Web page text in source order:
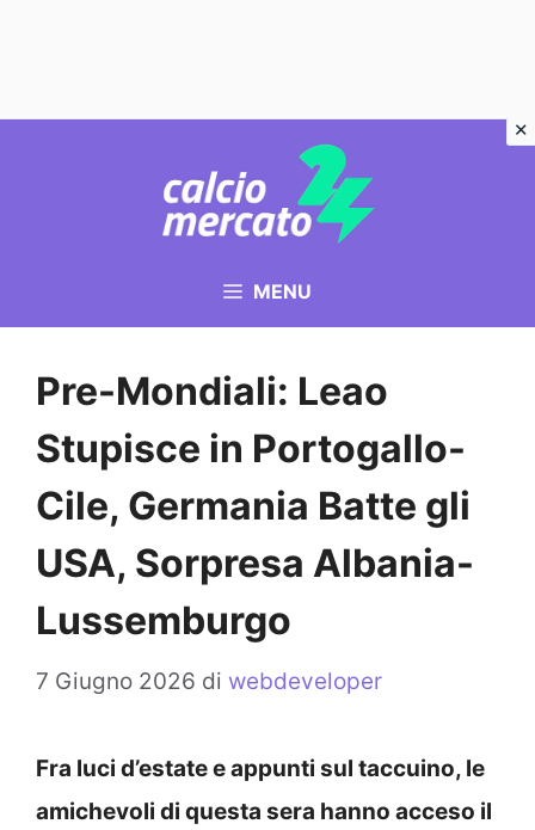
MENU
Pre-Mondiali: Leao
Stupisce in Portogallo-
Cile, Germania Batte gli
USA, Sorpresa Albania-
Lussemburgo
7 Giugno 2026 di webdeveloper
Fra luci d’estate e appunti sul taccuino, le
amichevoli di questa sera hanno acceso il